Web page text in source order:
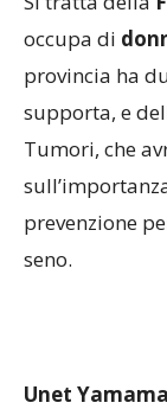
occupa di
provincia ha
supporta, e
Tumori, che
prevenzione
seno.
Unet